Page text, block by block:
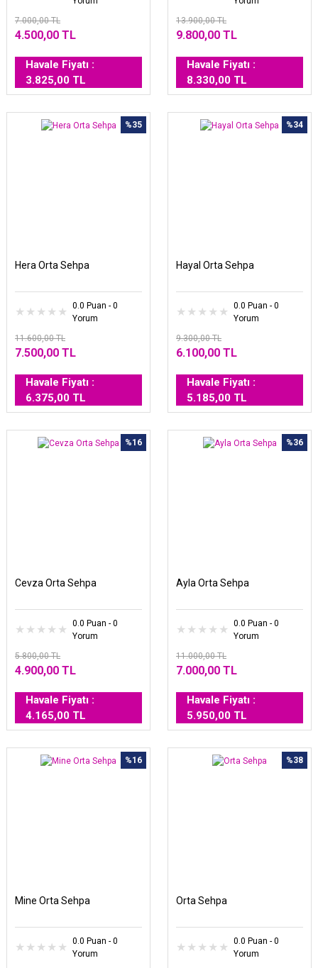
7.000,00 TL
4.500,00 TL
Havale Fiyatı :
3.825,00 TL
13.900,00 TL
9.800,00 TL
Havale Fiyatı :
8.330,00 TL
%35
Hera Orta Sehpa
0.0 Puan - 0
Yorum
11.600,00 TL
7.500,00 TL
Havale Fiyatı :
6.375,00 TL
%34
Hayal Orta Sehpa
0.0 Puan - 0
Yorum
9.300,00 TL
6.100,00 TL
Havale Fiyatı :
5.185,00 TL
%16
Cevza Orta Sehpa
0.0 Puan - 0
Yorum
5.800,00 TL
4.900,00 TL
Havale Fiyatı :
4.165,00 TL
%36
Ayla Orta Sehpa
0.0 Puan - 0
Yorum
11.000,00 TL
7.000,00 TL
Havale Fiyatı :
5.950,00 TL
%16
Mine Orta Sehpa
0.0 Puan - 0
Yorum
%38
Orta Sehpa
0.0 Puan - 0
Yorum